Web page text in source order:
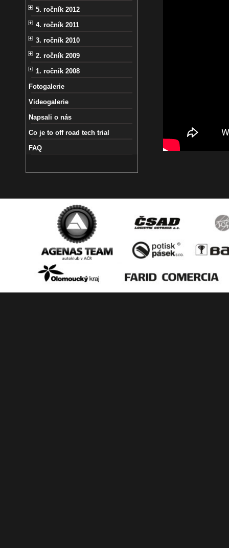
5. ročník 2012
4. ročník 2011
3. ročník 2010
2. ročník 2009
1. ročník 2008
Fotogalerie
Videogalerie
Napsali o nás
Co je to off road tech trial
FAQ